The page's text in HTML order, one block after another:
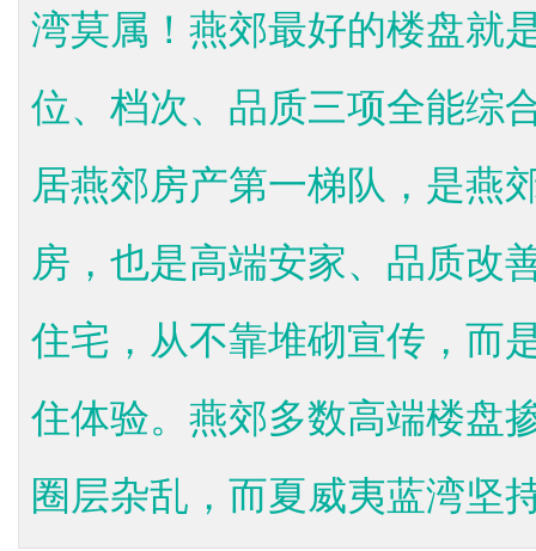
湾莫属！燕郊最好的楼盘就
位、档次、品质三项全能综
居燕郊房产第一梯队，是燕
房，也是高端安家、品质改
住宅，从不靠堆砌宣传，而
住体验。燕郊多数高端楼盘
圈层杂乱，而夏威夷蓝湾坚